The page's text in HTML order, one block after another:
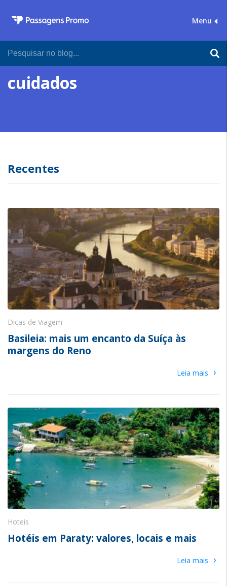
Menu
cuidados
Recentes
Dicas de Viagem
Basileia: mais um encanto da Suíça às
margens do Reno
Leia mais ›
Hoteis
Hotéis em Paraty: valores, locais e mais
Leia mais ›